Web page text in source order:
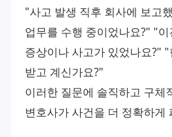
"사고 발생 직후 회사에 보고
업무를 수행 중이었나요?" "
증상이나 사고가 있었나요?"
받고 계신가요?"
이러한 질문에 솔직하고 구체
변호사가 사건을 더 정확하게